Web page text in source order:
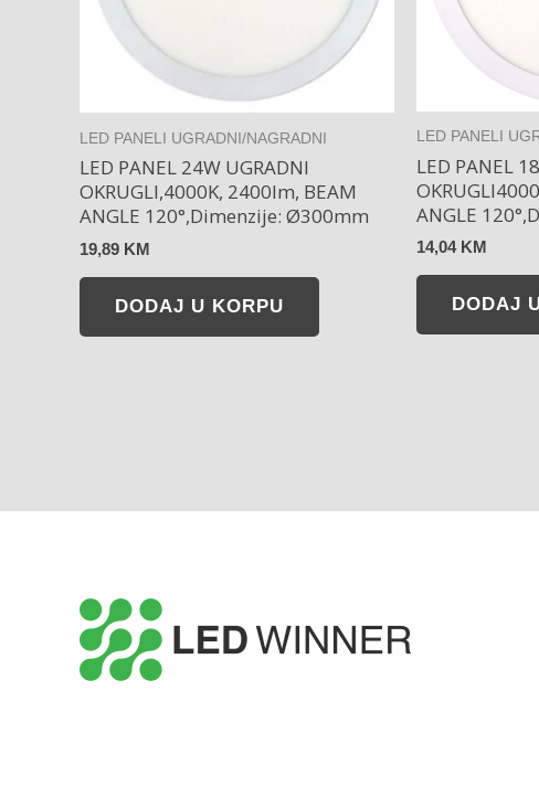
LED PANELI UGRADNI/NAGRADNI
LED PANEL 24W UGRADNI
OKRUGLI,4000K, 2400lm, BEAM
ANGLE 120°,Dimenzije: Ø300mm
19,89 KM
DODAJ U KORPU
LED PANELI
LED PANEL
ANGLE
14,04 KM
DODAJ